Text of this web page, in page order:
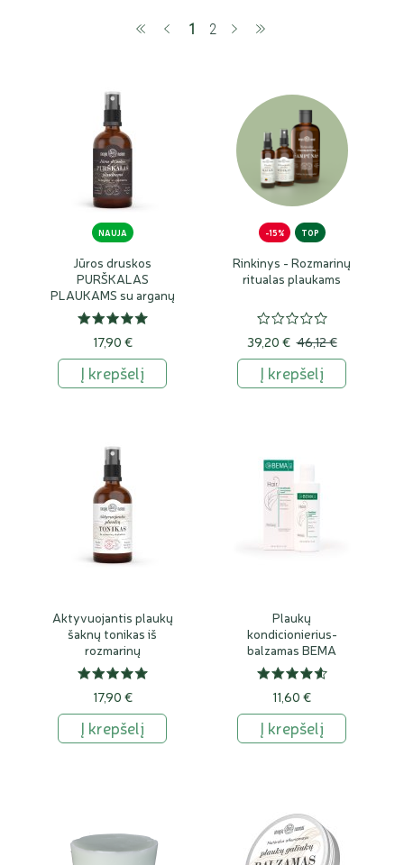
1
(current)
2
NAUJA
Jūros druskos
PURŠKALAS
PLAUKAMS su arganų
ir rozmarinų aliejais
17,90 €
Į krepšelį
-15% TOP
Rinkinys - Rozmarinų
ritualas plaukams
39,20 € 46,12 €
Į krepšelį
Aktyvuojantis plaukų
šaknų tonikas iš
rozmarinų
17,90 €
Į krepšelį
Plaukų
kondicionierius-
balzamas BEMA
11,60 €
Į krepšelį